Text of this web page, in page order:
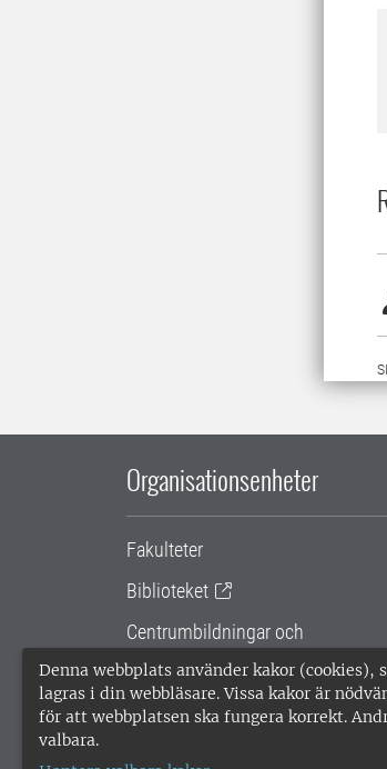
Denna webbplats använder kakor (cookies),
lagras i din webbläsare. Vissa kakor är
för att webbplatsen ska fungera korrekt.
valbara.
Organisationsenheter
Fakulteter
Biblioteket
Centrumbildningar och
samarbetsprojekt
Gemensamma